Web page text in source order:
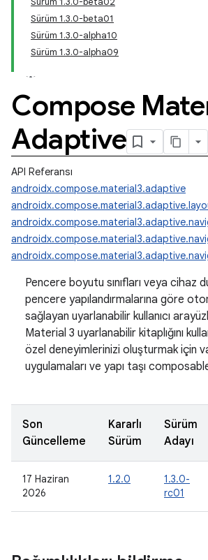
Sürüm 1.3.0-beta01
Sürüm 1.3.0-alpha10
Sürüm 1.3.0-alpha09
Compose
Adaptive
API Referansı
androidx.compose.material3.adaptive
Pencere boyutu sınıfları veya cihaz
pencere yapılandırmalarına göre
sağlayan uyarlanabilir kullanıcı
Material 3 uyarlanabilir kitaplığını
özel deneyimlerinizi oluşturmak için
uygulamaları ve yapı taşı
Son
Güncelleme
Kararlı
Sürüm
Sürüm
Adayı
17 Haziran
2026
1.2.0
1.3.0-
rc01